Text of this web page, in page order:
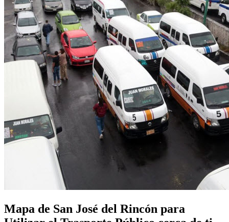
Mapa de San José del Rincón para